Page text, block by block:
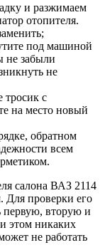
и разжимаем
отопителя.
под машиной
не забыли
не
тросик с
на место новый
обратном
всем
салона ВАЗ 2114
Для проверки его
первую, вторую и
этом никаких
не работать